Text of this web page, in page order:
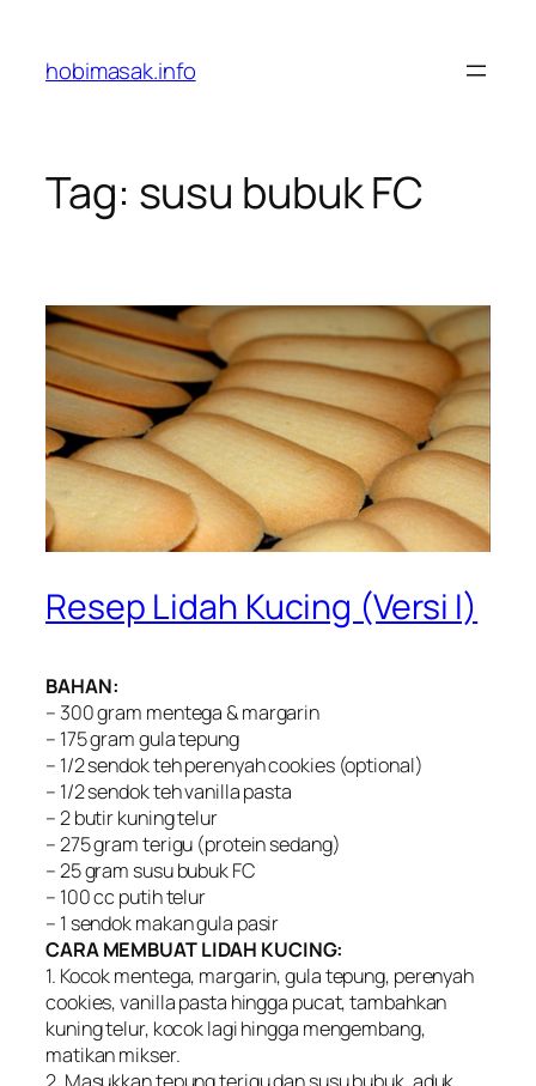
content
hobimasak.info
Tag: susu bubuk FC
Resep Lidah Kucing (Versi I)
BAHAN:
– 300 gram mentega & margarin
– 175 gram gula tepung
– 1/2 sendok teh perenyah cookies (optional)
– 1/2 sendok teh vanilla pasta
– 2 butir kuning telur
– 275 gram terigu (protein sedang)
– 25 gram susu bubuk FC
– 100 cc putih telur
– 1 sendok makan gula pasir
CARA MEMBUAT LIDAH KUCING:
1. Kocok mentega, margarin, gula tepung, perenyah
cookies, vanilla pasta hingga pucat, tambahkan
kuning telur, kocok lagi hingga mengembang,
matikan mikser.